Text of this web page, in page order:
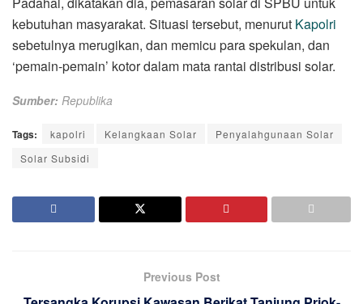
kebutuhan masyarakat. Situasi tersebut, menurut Kapolri
sebetulnya merugikan, dan memicu para spekulan, dan
‘pemain-pemain’ kotor dalam mata rantai distribusi solar.
Sumber: Republika
Tags: kapolri Kelangkaan Solar
Penyalahgunaan Solar
Solar Subsidi
Previous Post